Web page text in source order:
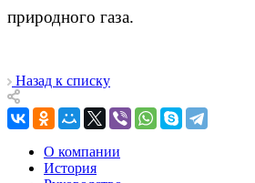
природного газа.
Назад к списку
О компании
История